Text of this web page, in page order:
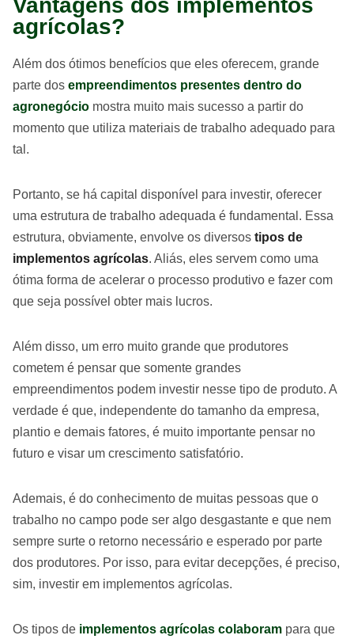
Vantagens dos implementos
agrícolas?
Além dos ótimos benefícios que eles oferecem, grande
parte dos empreendimentos presentes dentro do
agronegócio mostra muito mais sucesso a partir do
momento que utiliza materiais de trabalho adequado para
tal.
Portanto, se há capital disponível para investir, oferecer
uma estrutura de trabalho adequada é fundamental. Essa
estrutura, obviamente, envolve os diversos tipos de
implementos agrícolas. Aliás, eles servem como uma
ótima forma de acelerar o processo produtivo e fazer com
que seja possível obter mais lucros.
Além disso, um erro muito grande que produtores
cometem é pensar que somente grandes
empreendimentos podem investir nesse tipo de produto. A
verdade é que, independente do tamanho da empresa,
plantio e demais fatores, é muito importante pensar no
futuro e visar um crescimento satisfatório.
Ademais, é do conhecimento de muitas pessoas que o
trabalho no campo pode ser algo desgastante e que nem
sempre surte o retorno necessário e esperado por parte
dos produtores. Por isso, para evitar decepções, é preciso,
sim, investir em implementos agrícolas.
Os tipos de implementos agrícolas colaboram para que